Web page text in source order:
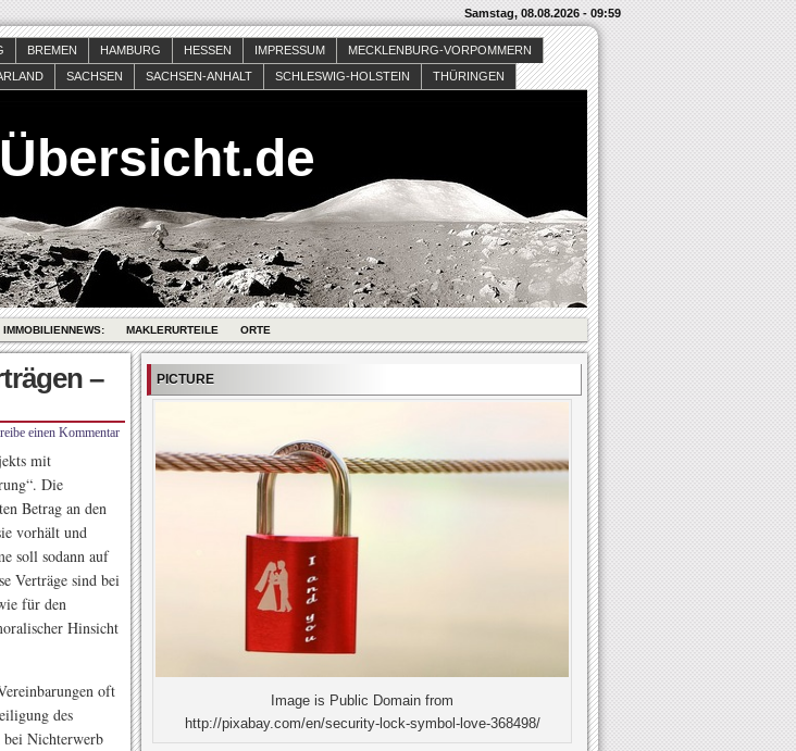
Samstag, 08.08.2026 - 09:59
BREMEN HAMBURG HESSEN IMPRESSUM
MECKLENBURG-VORPOMMERN
SACHSEN SACHSEN-ANHALT SCHLESWIG-HOLSTEIN THÜRINGEN
IMMOBILIENNEWS: MAKLERURTEILE ORTE
–
einen Kommentar
mit
Die
Betrag an den
vorhält und
soll sodann auf
Verträge sind bei
für den
Hinsicht
oft
des
Nichterwerb
PICTURE
Image is Public Domain from
http://pixabay.com/en/security-lock-symbol-love-368498/